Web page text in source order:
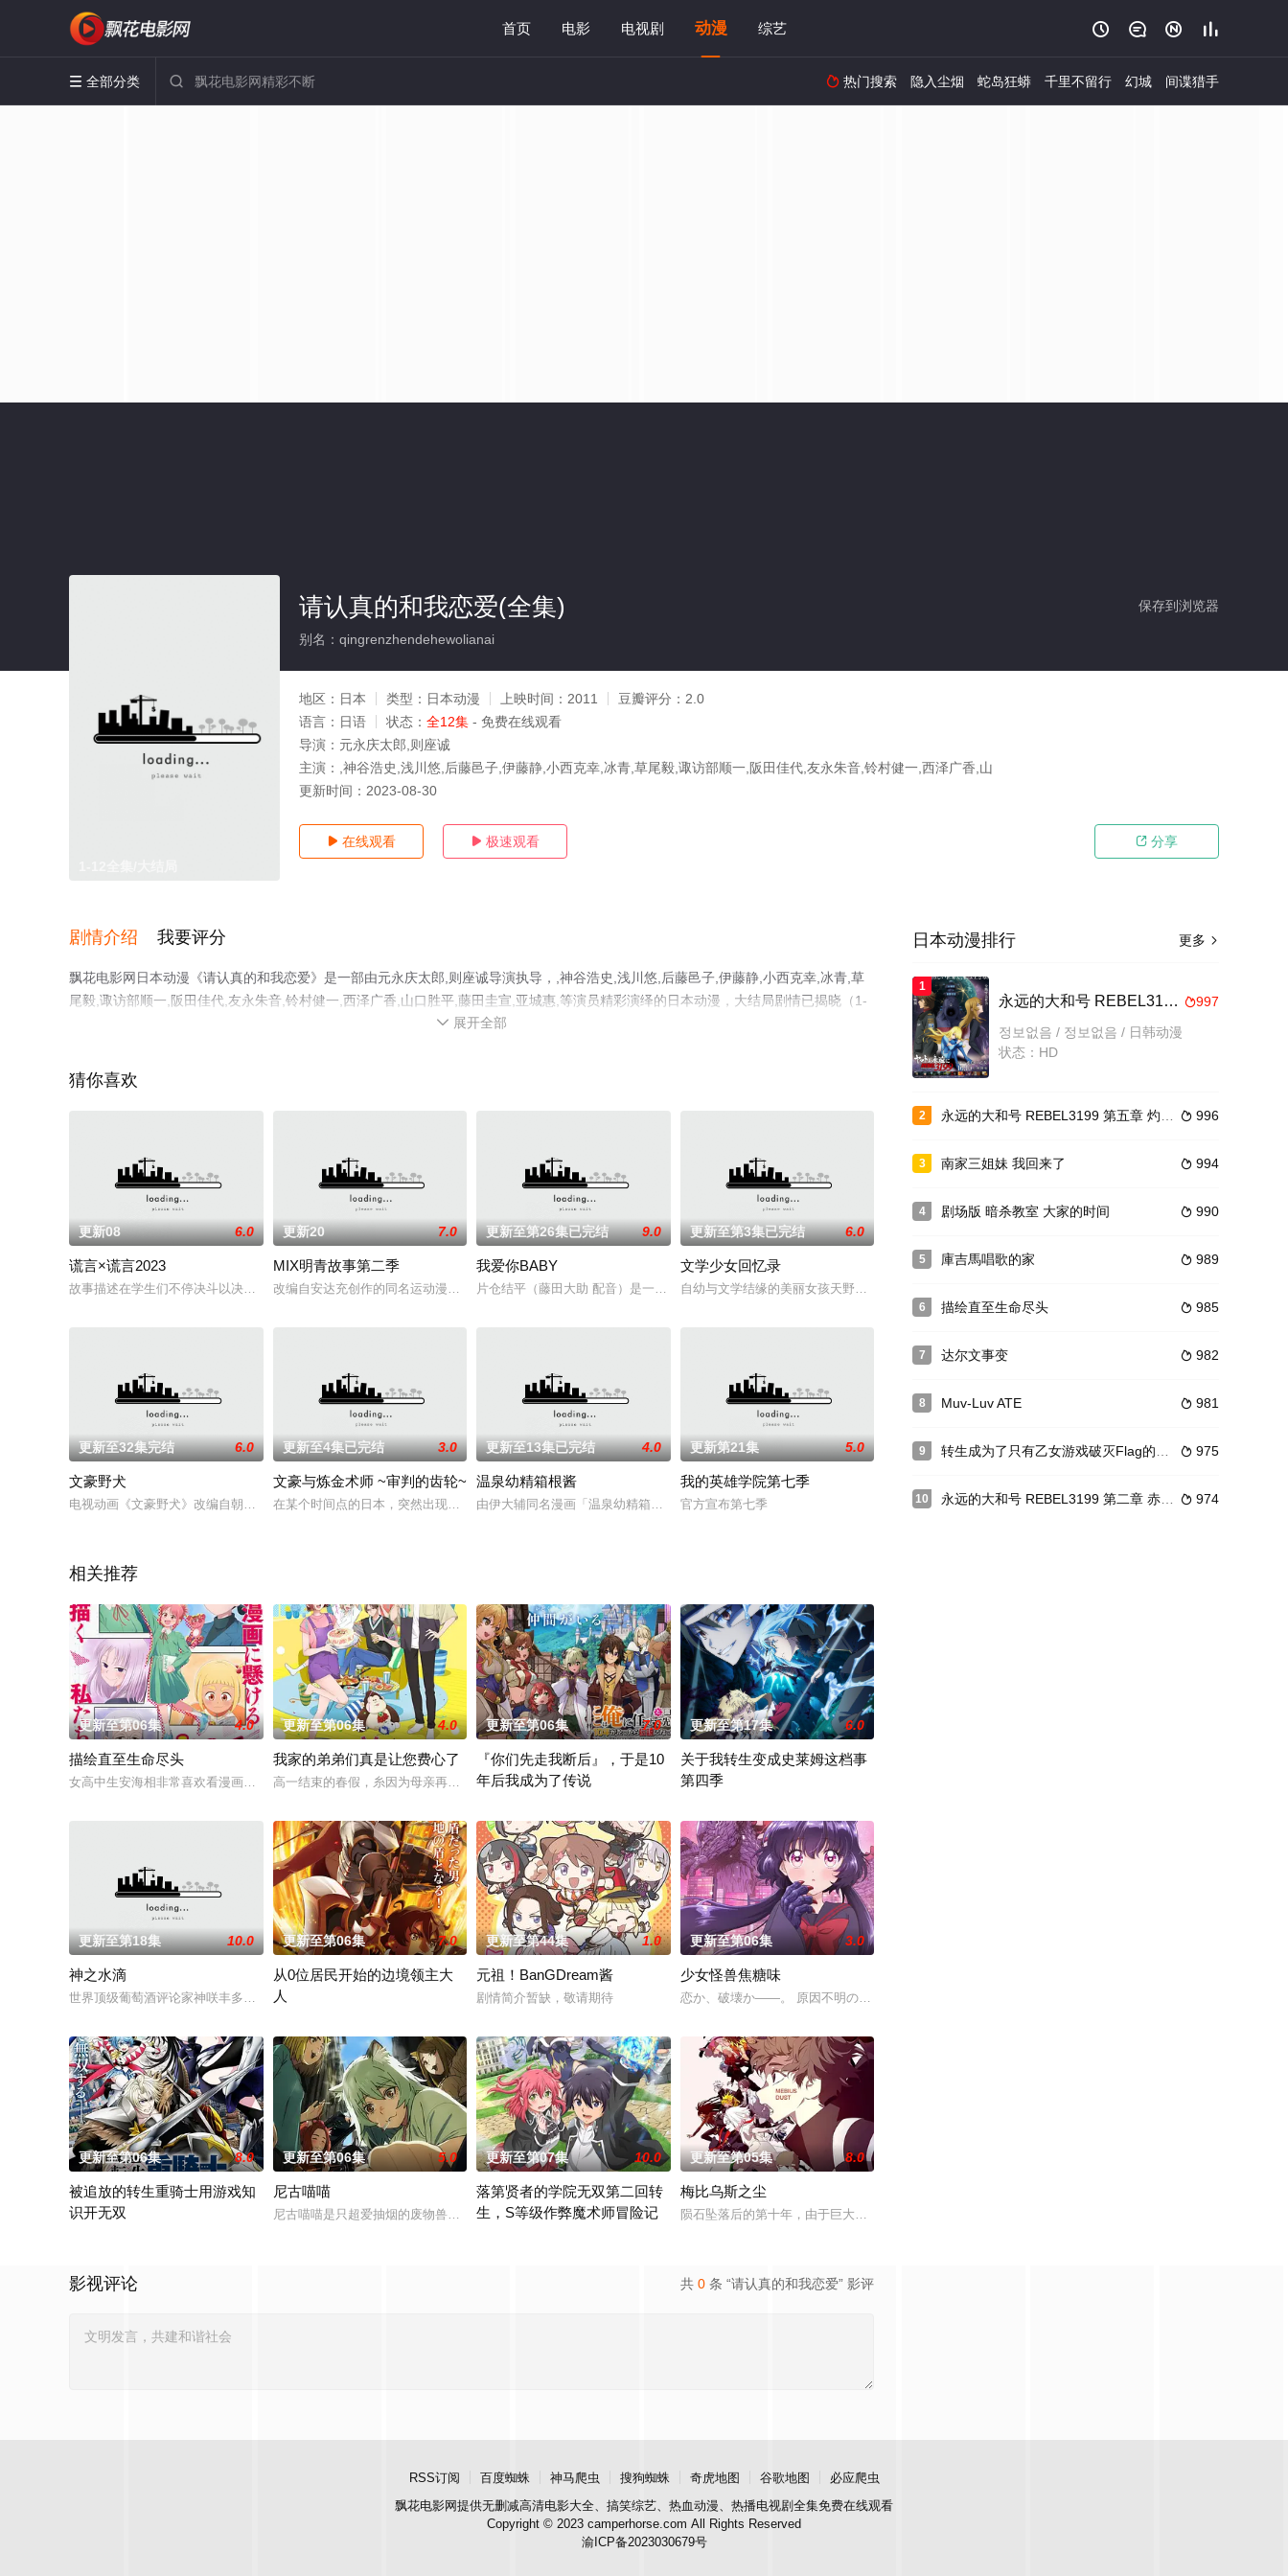
首页 电影 电视剧 动漫 综艺    
 全部分类   热门搜索 隐入尘烟 蛇岛狂蟒 千里不留行 幻城 间谍猎手
保存到浏览器
请认真的和我恋爱(全集)
别名：qingrenzhendehewolianai
地区： 日本 类型： 日本动漫 上映时间： 2011 豆瓣评分： 2.0
语言： 日语 状态： 全12集 - 免费在线观看
导演： 元永庆太郎,则座诚
主演：
,神谷浩史,浅川悠,后藤邑子,伊藤静,小西克幸,冰青,草尾毅,诹访部顺一,阪田佳代,友永朱音,铃村健一,西泽广香,山
更新时间： 2023-08-30
 在线观看  极速观看  分享
剧情介绍 我要评分
飘花电影网日本动漫《请认真的和我恋爱》是一部由元永庆太郎,则座诚导演执导，,神谷浩史,浅川悠,后藤邑子,伊藤静,小西克幸,冰青,草
尾毅,诹访部顺一,阪田佳代,友永朱音,铃村健一,西泽广香,山口胜平,藤田圭宣,亚城惠,等演员精彩演绎的日本动漫，大结局剧情已揭晓（1-
12全集），手机免费观看高清未删减完整版动漫全集就上飘花影院，更多剧情信息可移步至豆瓣动漫、电视猫或剧情网等平台了解。
 展开全部
猜你喜欢
更新08 6.0
谎言×谎言2023
故事描述在学生们不停决斗以决定阶级的学园岛上，男主角筱原绯吕斗于学园岛入学测验以历代最佳成绩脱颖而出，又于转学首日，击败去年的绝对王者「彩
更新20 7.0
MIX明青故事第二季
改编自安达充创作的同名运动漫画《MIX》的TV动画《MIX MEISEI STORY》（MIX明青物语）官方宣布第二季动画化
更新至第26集已完结 9.0
我爱你BABY
片仓结平（藤田大助 配音）是一个个性开朗的高中三年级生，帅气的外表和作风让他在女生间有着极高的人气。某日，接到姐姐片仓铃子（远藤久
更新至第3集已完结 6.0
文学少女回忆录
自幼与文学结缘的美丽女孩天野远子（花泽香菜 配音），拥有常人不曾知晓的秘密。她从小对文学具有极高的
更新至32集完结 6.0
文豪野犬
电视动画《文豪野犬》改编自朝雾卡夫卡原作，春河35负责作画的同名漫画。
更新至4集已完结 3.0
文豪与炼金术师 ~审判的齿轮~
在某个时间点的日本，突然出现了文学书全部被染黑的怪异现象。 这是由书中带着负面情绪诞生的“侵蚀者”所导致的灾难。 被侵蚀的文学书，会逐渐地
更新至13集已完结 4.0
温泉幼精箱根酱
由伊大辅同名漫画「温泉幼精箱根酱」改编而来电视动画。降临到温泉街的温泉精灵・箱根，由于经过漫长的沉睡她的外形变成了幼女！碰巧看到
更新第21集 5.0
我的英雄学院第七季
官方宣布第七季
相关推荐
更新至第06集 4.0
描绘直至生命尽头
女高中生安海相非常喜欢看漫画，尤其是 ☆野0 的《机器太与狸太》。国文老师手岛斥责她是浪费生命、声称漫画都是虚构，在没收漫画后，手岛指出漫
更新至第06集 4.0
我家的弟弟们真是让您费心了
高一结束的春假，糸因为母亲再婚而搬家。 但让她没想到的是，竟多了四个弟
更新至第06集 7.0
『你们先走我断后』，于是10
年后我成为了传说
更新至第17集 6.0
关于我转生变成史莱姆这档事
第四季
更新至第18集 10.0
神之水滴
世界顶级葡萄酒评论家神咲丰多香去世以后，留下了价值20亿日圆的丰厚遗产和一封遗书。在遗书中他宣布，只有以“盲饮”方式猜中他指定的十二瓶顶级
更新至第06集 7.0
从0位居民开始的边境领主大
人
更新至第44集 1.0
元祖！BanGDream酱
剧情简介暂缺，敬请期待
更新至第06集 3.0
少女怪兽焦糖味
恋か、破壊か――。 原因不明の病に悩まされている女子高生・赤石黒絵（ク
更新至第06集 8.0
被追放的转生重骑士用游戏知
识开无双
更新至第06集 5.0
尼古喵喵
尼古喵喵是只超爱抽烟的废物兽人！ 因为缺乏伦理与卫生观念，不是把烟头往
更新至第07集 10.0
落第贤者的学院无双第二回转
生，S等级作弊魔术师冒险记
更新至第05集 8.0
梅比乌斯之尘
陨石坠落后的第十年，由于巨大结晶释放出的神秘粒子“梅比乌斯之尘”的影响，一部分孩子获得了名为“拉姆斯
共 0 条 “请认真的和我恋爱” 影评
影视评论
更多 
日本动漫排行
1
997
永远的大和号 REBEL3199 第四章 水色之少女
정보없음 / 정보없음 / 日韩动漫
状态：HD
2  996
永远的大和号 REBEL3199 第五章 灼热的银河大战
3  994
南家三姐妹 我回来了
4  990
剧场版 暗杀教室 大家的时间
5  989
庫吉馬唱歌的家
6  985
描绘直至生命尽头
7  982
达尔文事变
8  981
Muv-Luv ATE
9  975
转生成为了只有乙女游戏破灭Flag的邪恶大小姐
10  974
永远的大和号 REBEL3199 第二章 赤日的出击
RSS订阅 百度蜘蛛 神马爬虫 搜狗蜘蛛 奇虎地图 谷歌地图
必应爬虫
飘花电影网提供无删减高清电影大全、搞笑综艺、热血动漫、热播电视剧全集免费在线观看
Copyright © 2023 camperhorse.com All Rights Reserved
渝ICP备2023030679号